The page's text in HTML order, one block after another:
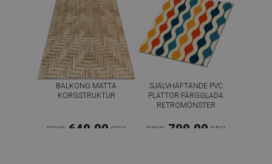
BALKONG MATTA
KORGSTRUKTUR
PRIS: 649.00 SEK
SJÄLVHÄFTANDE PVC
PLATTOR FÄRGGLADA
RETROMÖNSTER
PRIS: 799.00 SEK